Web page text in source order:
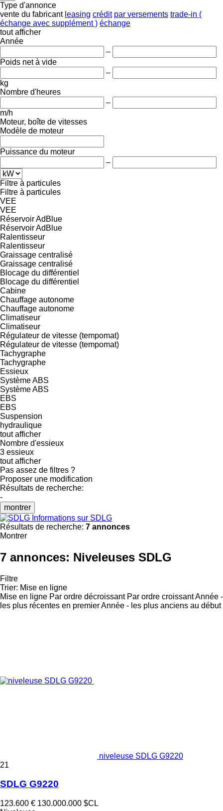
Type d'annonce
vente du fabricant leasing crédit par versements trade-in (
échange avec supplément ) échange
tout afficher
Année
–
Poids net à vide
–
kg
Nombre d'heures
–
m/h
Moteur, boîte de vitesses
Modèle de moteur
Puissance du moteur
–
Filtre à particules
Filtre à particules
VEE
VEE
Réservoir AdBlue
Réservoir AdBlue
Ralentisseur
Ralentisseur
Graissage centralisé
Graissage centralisé
Blocage du différentiel
Blocage du différentiel
Cabine
Chauffage autonome
Chauffage autonome
Climatiseur
Climatiseur
Régulateur de vitesse (tempomat)
Régulateur de vitesse (tempomat)
Tachygraphe
Tachygraphe
Essieux
Système ABS
Système ABS
EBS
EBS
Suspension
hydraulique
tout afficher
Nombre d'essieux
3 essieux
tout afficher
Pas assez de filtres ?
Proposer une modification
Résultats de recherche:
-
montrer
Informations sur SDLG
Résultats de recherche: 7 annonces
Montrer
7 annonces: Niveleuses SDLG
Filtre
Trier: Mise en ligne
Mise en ligne Par ordre décroissant Par ordre croissantAnnée -
les plus récentes en premierAnnée - les plus anciens au début
niveleuse SDLG G9220
21
SDLG G9220
123.600 € 130.000.000 $CL